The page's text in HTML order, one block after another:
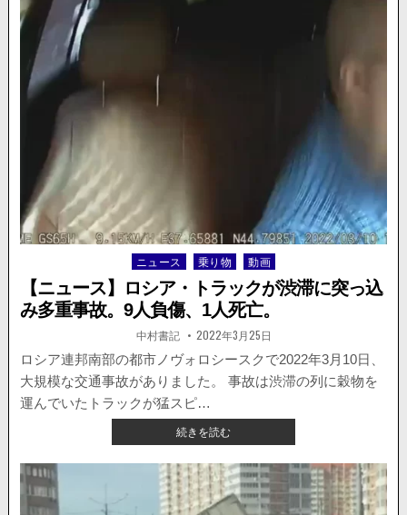
子
供
が
ト
レ
ー
ー
に
か
れ
け
る。
動
Posted
in
ニュース 乗り物 動画
【ニュース】ロシア・トラックが渋滞に突っ込
み多重事故。9人負傷、1人死亡。
著
者:
中村書記 掲
載
日：
2022年3月25日
ロシア連邦南部の都市ノヴォロシースクで2022年3月10日、
大規模な交通事故がありました。 事故は渋滞の列に穀物を
運んでいたトラックが猛スピ…
続きを読む【ニ
ュ
ー
ス】
ロ